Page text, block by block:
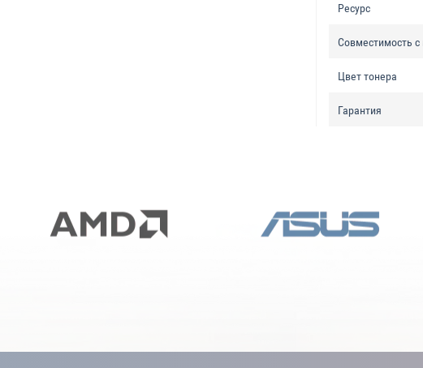
Ресурс
Совместимость
Цвет тонера
Гарантия